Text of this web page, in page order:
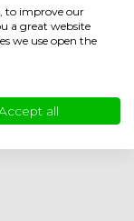
to improve our
a great website
we use open the
all